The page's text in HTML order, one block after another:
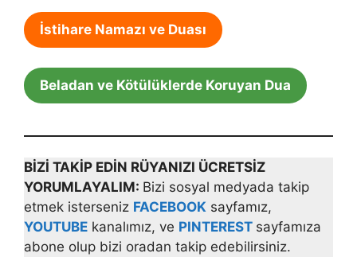
İstihare Namazı ve Duası
Beladan ve Kötülüklerde Koruyan Dua
BİZİ TAKİP EDİN RÜYANIZI ÜCRETSİZ
YORUMLAYALIM: Bizi sosyal medyada takip
etmek isterseniz FACEBOOK sayfamız,
YOUTUBE kanalımız, ve PINTEREST sayfamıza
abone olup bizi oradan takip edebilirsiniz.